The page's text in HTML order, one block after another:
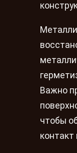
Важно
чтобы